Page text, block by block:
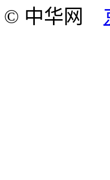
© 中华网